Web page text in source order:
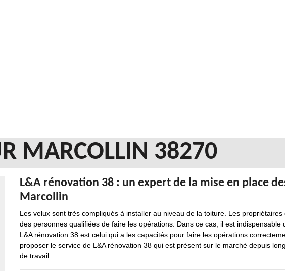
MARCOLLIN 38270
L&A rénovation 38 : un expert de la mise en place
Marcollin
Les velux sont très compliqués à installer au niveau de la toiture. Les
des personnes qualifiées de faire les opérations. Dans ce cas, il est indispensable
L&A rénovation 38 est celui qui a les capacités pour faire les opérations
proposer le service de L&A rénovation 38 qui est présent sur le marché depuis
de travail.